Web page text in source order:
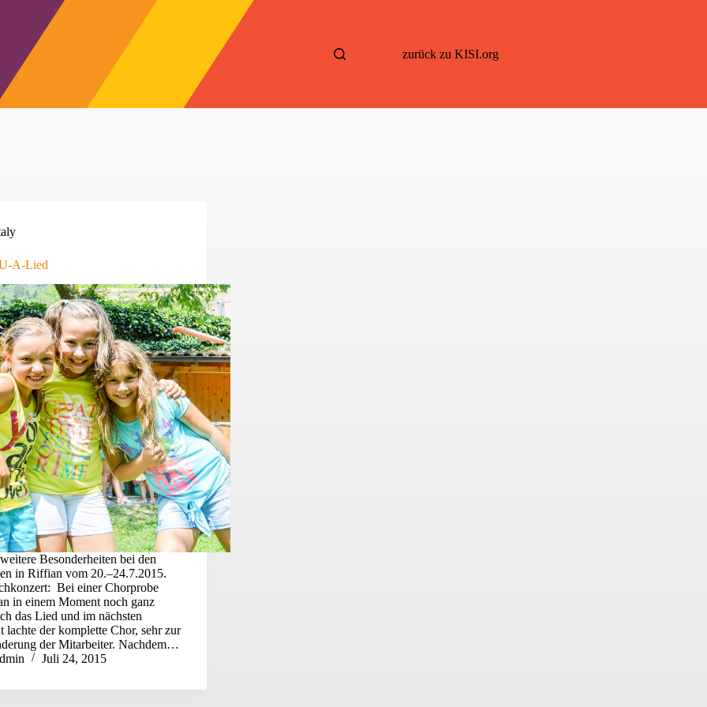
zurück zu KISI.org
A-Lied
Besonderheiten bei den
in Riffian vom 20.–24.7.2015.
Bei einer Chorprobe
in einem Moment noch ganz
das Lied und im nächsten
lachte der komplette Chor, sehr zur
der Mitarbeiter. Nachdem…
Juli 24, 2015